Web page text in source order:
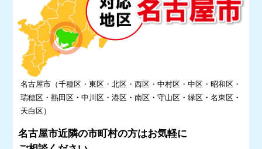
名古屋市（千種区・東区・北区・西区・中村区・中区・昭和区・
瑞穂区・熱田区・中川区・港区・南区・守山区・緑区・名東区・
天白区）
名古屋市近隣の市町村の方はお気軽に